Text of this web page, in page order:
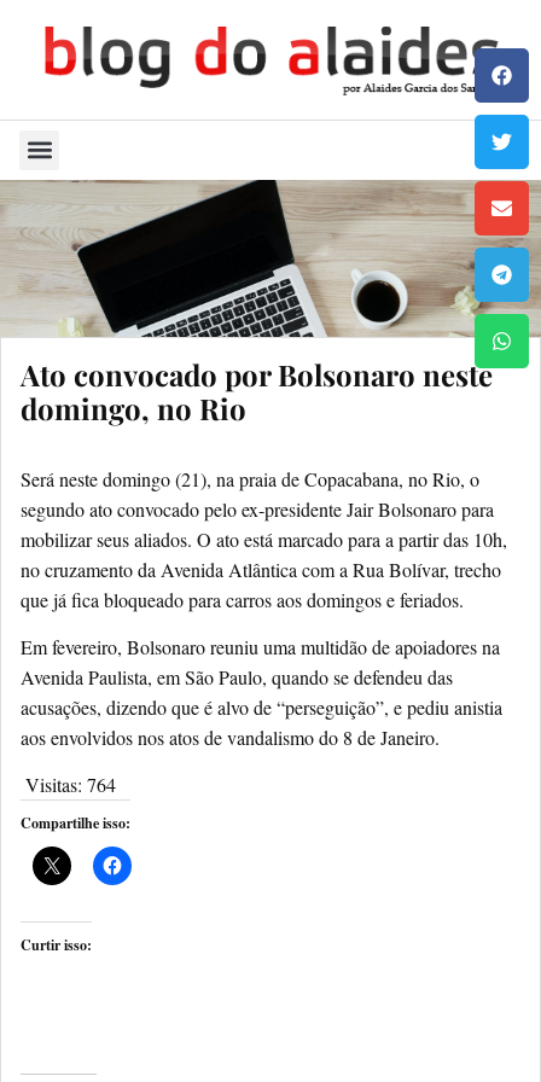
Ato convocado por Bolsonaro neste
domingo, no Rio
Será neste domingo (21), na praia de Copacabana, no Rio, o
segundo ato convocado pelo ex-presidente Jair Bolsonaro para
mobilizar seus aliados. O ato está marcado para a partir das 10h,
no cruzamento da Avenida Atlântica com a Rua Bolívar, trecho
que já fica bloqueado para carros aos domingos e feriados.
Em fevereiro, Bolsonaro reuniu uma multidão de apoiadores na
Avenida Paulista, em São Paulo, quando se defendeu das
acusações, dizendo que é alvo de “perseguição”, e pediu anistia
aos envolvidos nos atos de vandalismo do 8 de Janeiro.
Visitas: 764
Compartilhe isso:
Curtir isso: